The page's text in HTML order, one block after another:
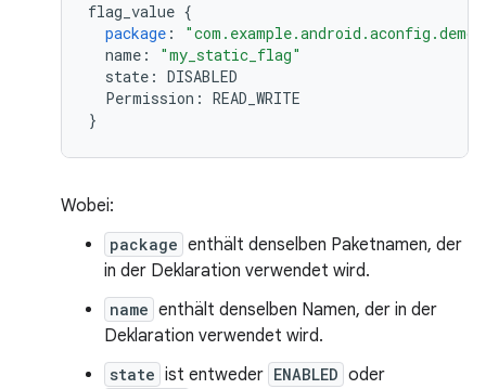
flag_value {
package :
name :
"my_static_flag"
state : DISABLED
Permission : READ_WRITE
}
Wobei:
package enthält denselben Paketnamen, der
in der Deklaration verwendet wird.
name enthält denselben Namen, der in der
Deklaration verwendet wird.
state ist entweder ENABLED oder